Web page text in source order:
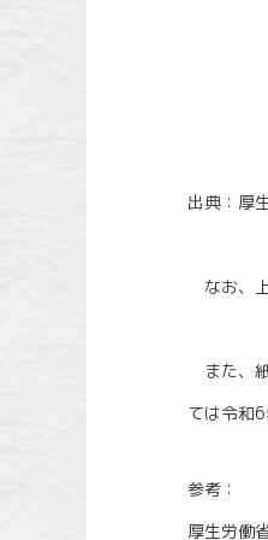
出典：厚
なお、
また、
ては令和
参考：
厚生労働